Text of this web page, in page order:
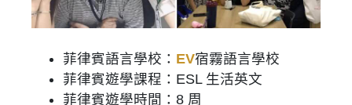
菲律賓語言學校： EV宿霧語言學校
菲律賓遊學課程：ESL 生活英文
菲律賓遊學時間：8 周